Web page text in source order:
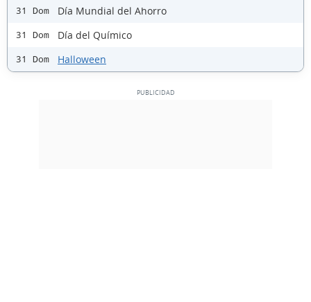
31 Dom Día Mundial del Ahorro
31 Dom Día del Químico
31 Dom Halloween